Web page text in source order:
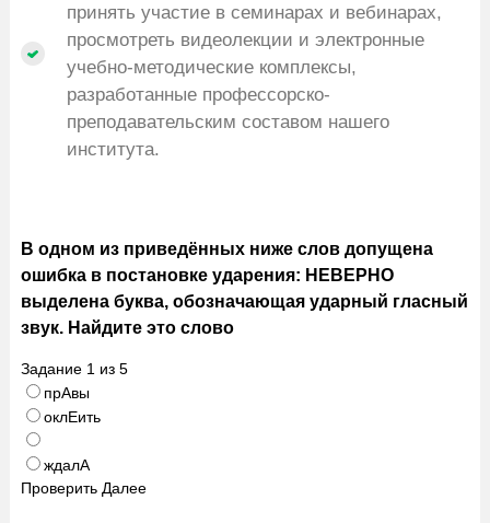
принять участие в семинарах и вебинарах,
просмотреть видеолекции и электронные
учебно-методические комплексы,
разработанные профессорско-
преподавательским составом нашего
института.
В одном из приведённых ниже слов допущена
ошибка в постановке ударения: НЕВЕРНО
выделена буква, обозначающая ударный гласный
звук. Найдите это слово
Задание 1из 5
прАвы
оклЕить
ждалА
Проверить Далее